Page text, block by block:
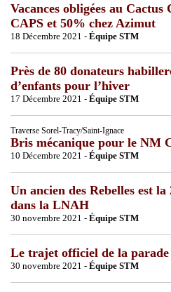
Vacances obligées au Cactus
CAPS et 50% chez Azimut
18 Décembre 2021 - Équipe STM
Près de 80 donateurs
d’enfants pour l’hiver
17 Décembre 2021 - Équipe STM
Traverse Sorel-Tracy/Saint-Ignace
Bris mécanique pour le NM
10 Décembre 2021 - Équipe STM
Un ancien des Rebelles est
dans la LNAH
30 novembre 2021 - Équipe STM
Le trajet officiel de la parade
30 novembre 2021 - Équipe STM